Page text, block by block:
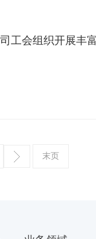
会组织开展丰
末页